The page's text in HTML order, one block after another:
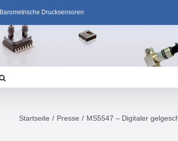
Barometrische Drucksensoren
Startseite Presse MS5547 – Digitaler